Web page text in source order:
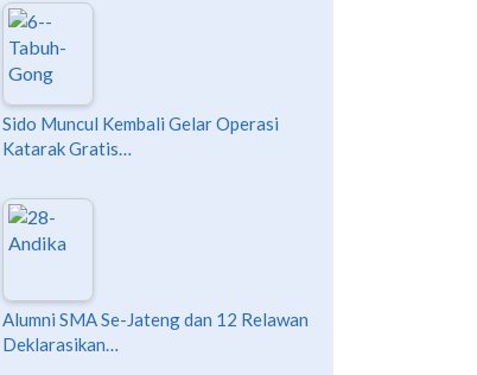
Sido Muncul Kembali Gelar Operasi
Katarak Gratis…
Alumni SMA Se-Jateng dan 12 Relawan
Deklarasikan…